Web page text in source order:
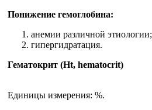
Понижение гемоглобина:
анемии различной этиологии;
гипергидратация.
Гематокрит (Ht, hematocrit)
Единицы измерения: %.